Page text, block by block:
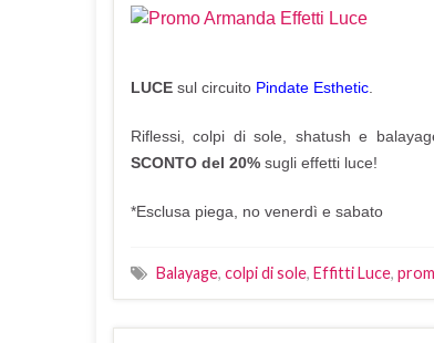
LUCE sul circuito Pindate Esthetic
Riflessi, colpi di sole, shatush e
SCONTO del 20% sugli effetti luce!
*Esclusa piega, no venerdì e sabato
Balayage, colpi di sole, Effitti Luce,